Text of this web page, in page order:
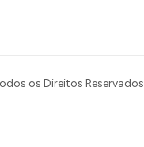
os Direitos Reservados